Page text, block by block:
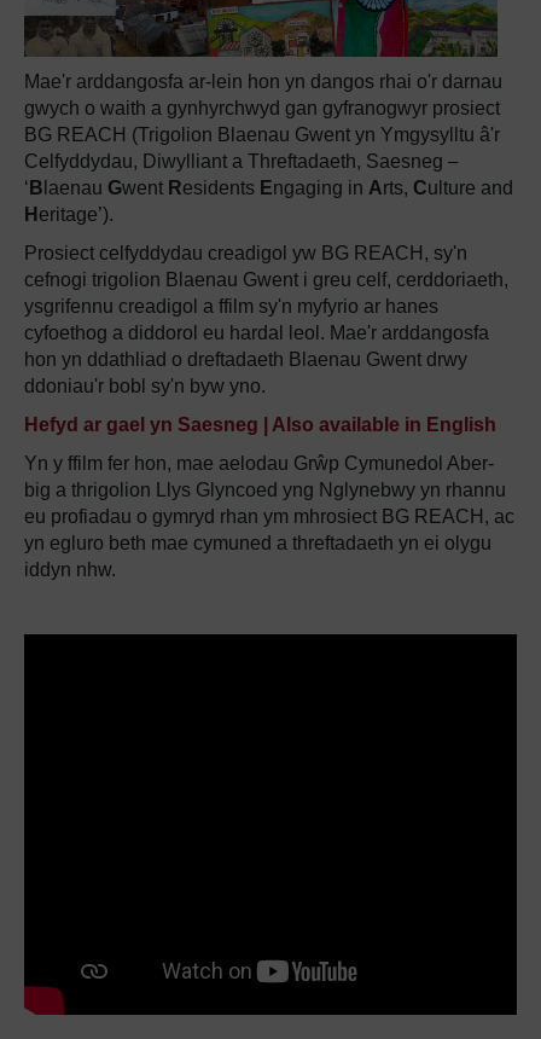
Mae'r arddangosfa ar-lein hon yn dangos rhai o'r darnau
gwych o waith a gynhyrchwyd gan gyfranogwyr prosiect
BG REACH (Trigolion Blaenau Gwent yn Ymgysylltu â'r
Celfyddydau, Diwylliant a Threftadaeth, Saesneg –
‘ B laenau Gwent Residents Engaging in Arts, Culture and
H eritage’).
Prosiect celfyddydau creadigol yw BG REACH, sy'n
cefnogi trigolion Blaenau Gwent i greu celf, cerddoriaeth,
ysgrifennu creadigol a ffilm sy'n myfyrio ar hanes
cyfoethog a diddorol eu hardal leol. Mae'r arddangosfa
hon yn ddathliad o dreftadaeth Blaenau Gwent drwy
ddoniau'r bobl sy'n byw yno.
Hefyd ar gael yn Saesneg | Also available in English
Yn y ffilm fer hon, mae aelodau Grŵp Cymunedol Aber-
big a thrigolion Llys Glyncoed yng Nglynebwy yn rhannu
eu profiadau o gymryd rhan ym mhrosiect BG REACH, ac
yn egluro beth mae cymuned a threftadaeth yn ei olygu
iddyn nhw.